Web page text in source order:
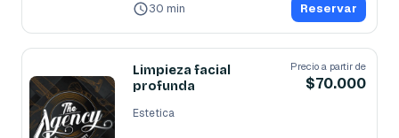
30 min Reservar
Limpieza facial
profunda
Precio a partir de
$70.000
Estetica